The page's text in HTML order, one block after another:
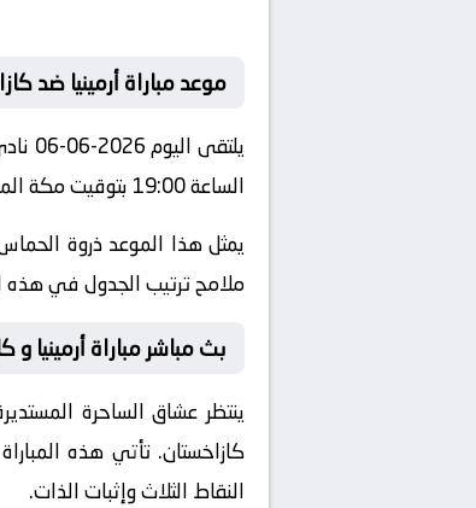
موعد مباراة أرمينيا ضد
الساعة 19:00 بتوقيت مكة المكرمة.
يمثل هذا الموعد ذروة
ملامح ترتيب الجدول في هذه
بث مباشر مباراة أرمينيا و
ينتظر عشاق الساحرة
كازاخستان. تأتي هذه
النقاط الثلاث وإثبات الذات.